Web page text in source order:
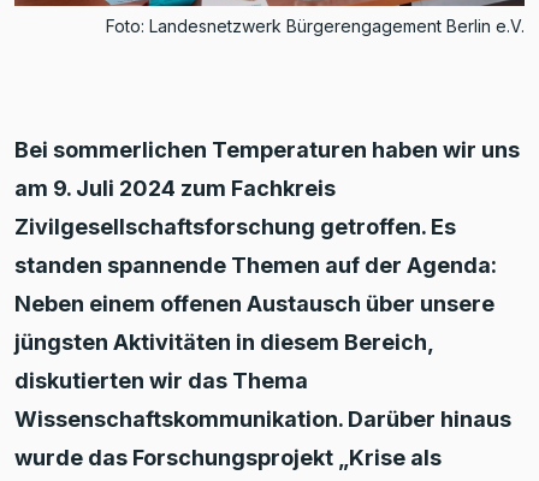
Foto: Landesnetzwerk Bürgerengagement Berlin e.V.
Bei sommerlichen Temperaturen haben wir uns
am 9. Juli 2024 zum Fachkreis
Zivilgesellschaftsforschung getroffen. Es
standen spannende Themen auf der Agenda:
Neben einem offenen Austausch über unsere
jüngsten Aktivitäten in diesem Bereich,
diskutierten wir das Thema
Wissenschaftskommunikation. Darüber hinaus
wurde das Forschungsprojekt „Krise als